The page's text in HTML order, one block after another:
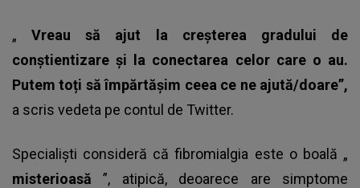
„Vreau să ajut la creșterea gradului de
conștientizare și la conectarea celor care o au.
Putem toți să împărtășim ceea ce ne ajută/doare”,
a scris vedeta pe contul de Twitter.
Specialişti consideră căfibromialgia este o boală „
misterioasă”, atipică, deoarece are simptome